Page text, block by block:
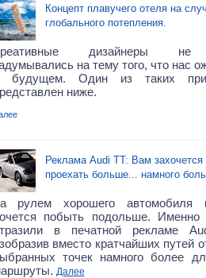
Концепт плавучего отеля на
глобального потепления.
дизайнеры
на тему того, что нас
будущем. Один из таких
ниже.
Реклама Audi TT: Вам захочется
проехать больше... намного
рулем хорошего автомобиля
побыть подольше.
в печатной рекламе
вместо кратчайших путей
точек намного более
Далее